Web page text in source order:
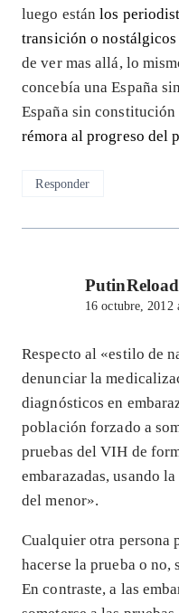
luego estánlos
transición o nostálgicos
de ver mas allá, lo
concebía una España
España sin
rémora al progreso del
Responder
16 octubre, 2012
Respecto al «estilo de
denunciar la
diagnósticos en
población forzado a
pruebas del VIH de
embarazadas, usando
del menor».
Cualquier otra persona
hacerse la prueba o no,
En contraste, a las